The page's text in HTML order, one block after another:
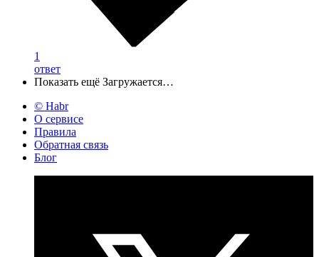
1
ответ
Показать ещё Загружается…
© Habr
О сервисе
Правила
Обратная связь
Блог